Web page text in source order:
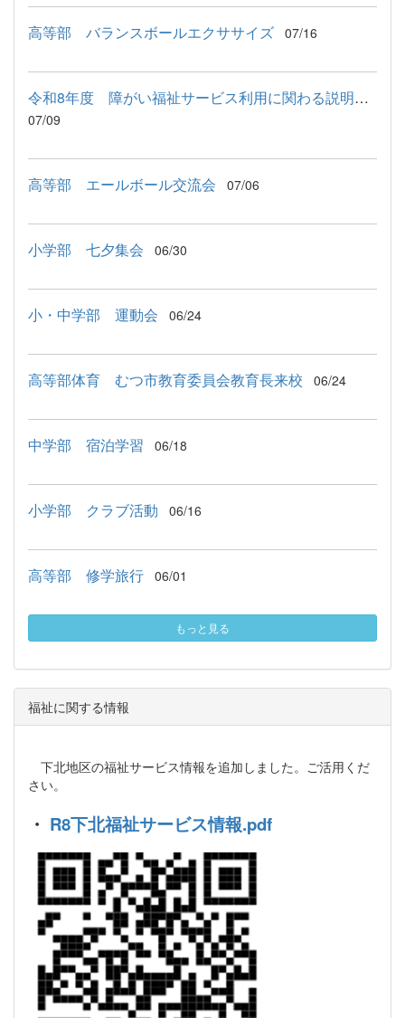
高等部 バランスボールエクササイズ 07/16
令和8年度 障がい福祉サービス利用に関わる説明会が行われました
07/09
高等部 エールボール交流会 07/06
小学部 七夕集会 06/30
小・中学部 運動会 06/24
高等部体育 むつ市教育委員会教育長来校 06/24
中学部 宿泊学習 06/18
小学部 クラブ活動 06/16
高等部 修学旅行 06/01
もっと見る
福祉に関する情報
下北地区の福祉サービス情報を追加しました。ご活用くだ
さい。
・ R8下北福祉サービス情報.pdf